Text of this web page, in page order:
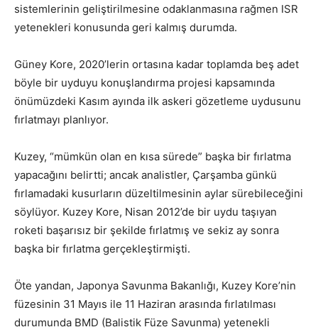
sistemlerinin geliştirilmesine odaklanmasına rağmen ISR
yetenekleri konusunda geri kalmış durumda.
Güney Kore, 2020’lerin ortasına kadar toplamda beş adet
böyle bir uyduyu konuşlandırma projesi kapsamında
önümüzdeki Kasım ayında ilk askeri gözetleme uydusunu
fırlatmayı planlıyor.
Kuzey, “mümkün olan en kısa sürede” başka bir fırlatma
yapacağını belirtti; ancak analistler, Çarşamba günkü
fırlamadaki kusurların düzeltilmesinin aylar sürebileceğini
söylüyor. Kuzey Kore, Nisan 2012’de bir uydu taşıyan
roketi başarısız bir şekilde fırlatmış ve sekiz ay sonra
başka bir fırlatma gerçekleştirmişti.
Öte yandan, Japonya Savunma Bakanlığı, Kuzey Kore’nin
füzesinin 31 Mayıs ile 11 Haziran arasında fırlatılması
durumunda BMD (Balistik Füze Savunma) yetenekli